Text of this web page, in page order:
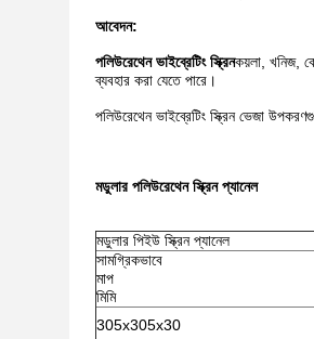
আবেদন:
পলিউরেথেন ভাইব্রেটিং স্ক্রিনকয়লা, খনিজ,
ব্যবহার করা যেতে পারে।
পলিউরেথেন ভাইব্রেটিং স্ক্রিন ভেজা
মডুলার পলিউরেথেন স্ক্রিন প্যানেল
মডুলার পিইউ স্ক্রিন প্যানেল
সামগ্রিকভাবে
মাপ
মিমি
305x305x30